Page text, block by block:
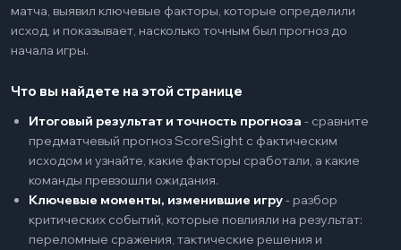
матча, выявил ключевые факторы, которые определили
исход, и показывает, насколько точным был прогноз до
начала игры.
Что вы найдете на этой странице
Итоговый результат и точность прогноза - сравните
предматчевый прогноз ScoreSight с фактическим
исходом и узнайте, какие факторы сработали, а какие
команды превзошли ожидания.
Ключевые моменты, изменившие игру- разбор
критических событий, которые повлияли на результат:
переломные сражения, тактические решения и